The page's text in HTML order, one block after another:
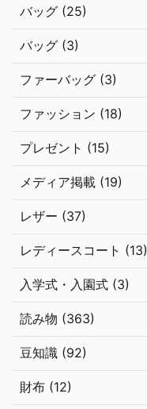
バッグ (25)
バッグ (3)
ファーバッグ (3)
ファッション (18)
プレゼント (15)
メディア掲載 (19)
レザー (37)
レディースコート (13)
入学式・入園式 (3)
読み物 (363)
豆知識 (92)
財布 (12)